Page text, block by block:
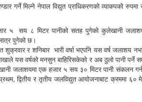
गर्ने मिल्ने नेपाल विद्युत प्राधिकरणको व्याकपको
५ सय ८ मिटर पानीको सतह पुगेको कुलेखानी
पुगेको छ।
शुक्रवार र शनिबार भारी वर्षा भएपनि यस वर्ष जलाशय
यस वर्षको मनसुन बाहिरिसकेको र अब ठुलो पानी
जलाशयमा एक हजार ५ सय ३० मिटर पानी संकलन
द्वितीय र तृतीय जलविद्युत आयोजनाबाट क्रममा ६०